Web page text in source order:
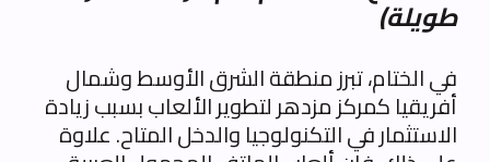
طويلة)
في الختام، تبرز منطقة الشرق الأوسط وشمال
أفريقيا كمركز مزدهر لتطوير الألعاب بسبب زيادة
الاستثمار في التكنولوجيا والدخل المتاح. علاوة